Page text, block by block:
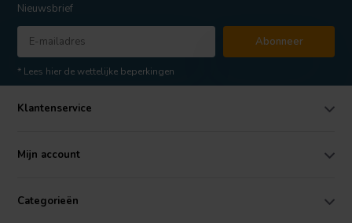
Nieuwsbrief
Abonneer
* Lees hier de wettelijke beperkingen
Klantenservice
Mijn account
Categorieën